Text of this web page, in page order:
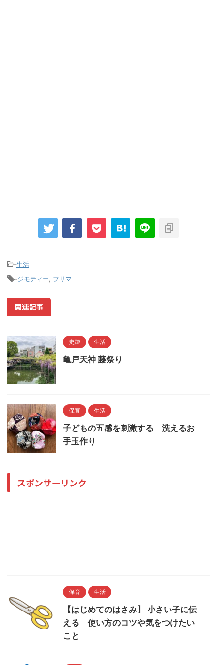
-生活
-ジモティー, フリマ
関連記事
史跡 生活
亀戸天神 藤祭り
保育 生活
子どもの五感を刺激する 洗えるお
手玉作り
スポンサーリンク
保育 生活
【はじめてのはさみ】 小さい子に伝
える 使い方のコツや気をつけたい
こと